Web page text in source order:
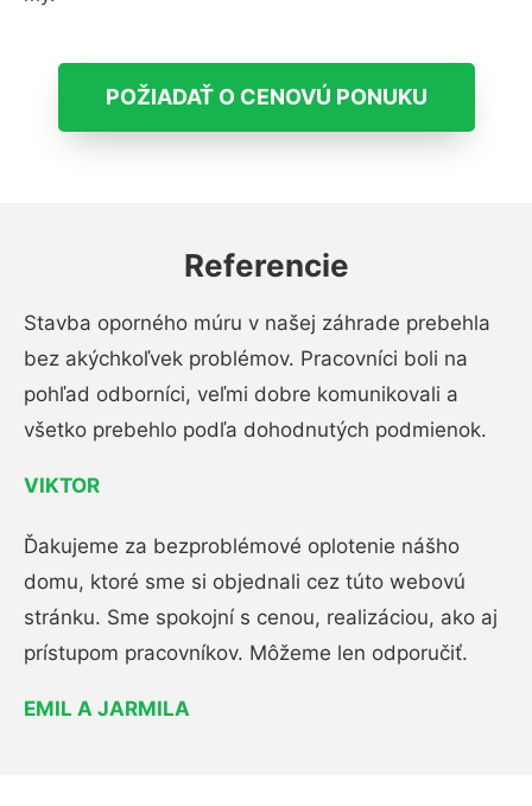
POŽIADAŤ O CENOVÚ PONUKU
Referencie
Stavba oporného múru v našej záhrade prebehla
bez akýchkoľvek problémov. Pracovníci boli na
pohľad odborníci, veľmi dobre komunikovali a
všetko prebehlo podľa dohodnutých podmienok.
VIKTOR
Ďakujeme za bezproblémové oplotenie nášho
domu, ktoré sme si objednali cez túto webovú
stránku. Sme spokojní s cenou, realizáciou, ako aj
prístupom pracovníkov. Môžeme len odporučiť.
EMIL A JARMILA